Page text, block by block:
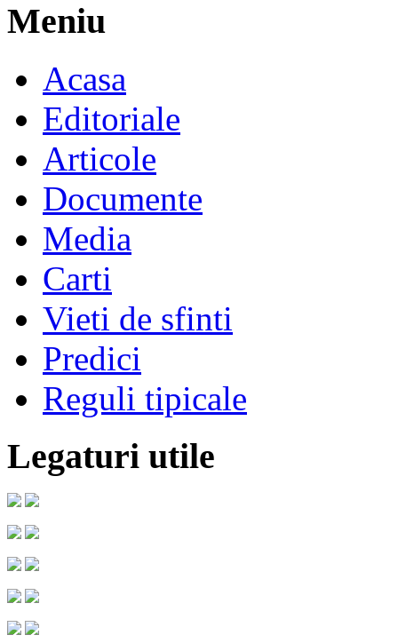
Meniu
Acasa
Editoriale
Articole
Documente
Media
Carti
Vieti de sfinti
Predici
Reguli tipicale
Legaturi utile